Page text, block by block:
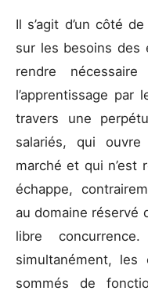
Il s’agit d’un côté
sur les besoins des
rendre
l’apprentissage par
travers une
salariés, qui
marché et qui n’est
échappe,
au domaine réservé
libre
simultanément, les
sommés de